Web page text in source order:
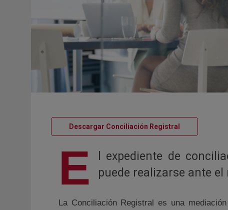
Descargar Conciliación Registral
E
l expediente de
puede realizarse ante
La Conciliación Registral es una